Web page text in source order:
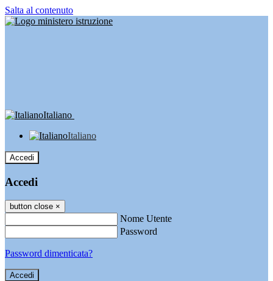
Salta al contenuto
Italiano
Italiano
Accedi
Accedi
button close ×
Nome Utente
Password
Password dimenticata?